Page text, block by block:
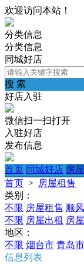
欢迎访问本站！
分类信息
分类信息
同城好店
搜 索
好店入驻
微信扫一扫打开
入驻好店
发布信息
首页 同城好店 房
首页 > 房屋租售
类别：
不限 房屋租售 顺
不限 房屋出租 房
地区：
不限 烟台市 青岛市
信息列表